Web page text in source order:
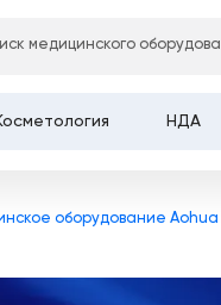
медицинского
НДА
оборудование Aohua